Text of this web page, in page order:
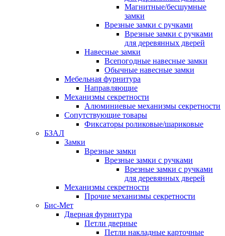
Магнитные/бесшумные
замки
Врезные замки с ручками
Врезные замки с ручками
для деревянных дверей
Навесные замки
Всепогодные навесные замки
Обычные навесные замки
Мебельная фурнитура
Направляющие
Механизмы секретности
Алюминиевые механизмы секретности
Сопутствующие товары
Фиксаторы роликовые/шариковые
БЗАЛ
Замки
Врезные замки
Врезные замки с ручками
Врезные замки с ручками
для деревянных дверей
Механизмы секретности
Прочие механизмы секретности
Бис-Мет
Дверная фурнитура
Петли дверные
Петли накладные карточные